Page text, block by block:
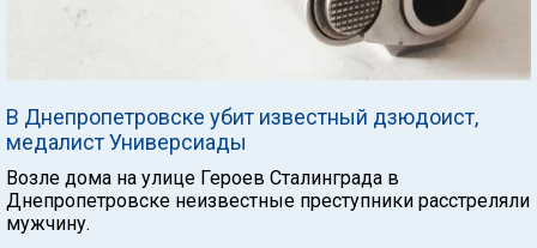
В Днепропетровске убит известный дзюдоист,
медалист Универсиады
Возле дома на улице Героев Сталинграда в
Днепропетровске неизвестные преступники расстреляли
мужчину.